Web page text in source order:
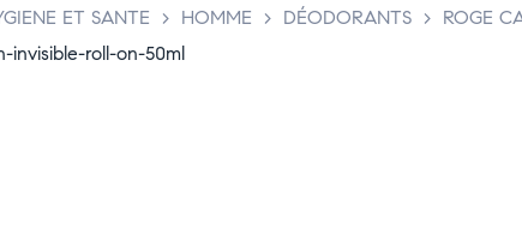
ET SANTE > HOMME > DÉODORANTS > ROGE
invisible-roll-on-50ml